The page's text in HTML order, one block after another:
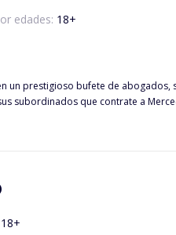
edades: 18+
prestigioso bufete de abogados,
subordinados que contrate a
y profesionalismo del
apellido de la familia que tanto
de esta apasionante
18+